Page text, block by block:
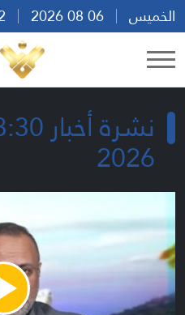
الخميس
20:41
2026
Play
Video